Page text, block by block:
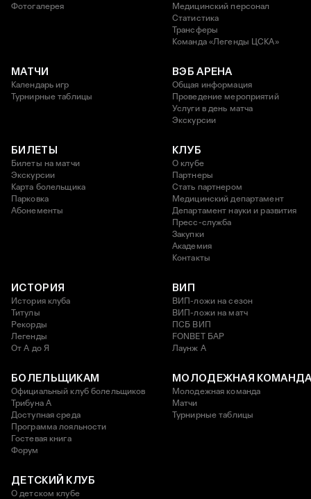
Фотогалерея
Медицинский персонал
Статистика
Трансферы
Команда «Легенды ЦСКА»
МАТЧИ
Календарь игр
Турнирные таблицы
ВЭБ АРЕНА
Общая информация
Проведение мероприятий
Услуги в день матча
Экскурсии
БИЛЕТЫ
Билеты на матчи
Экскурсии
Карта болельщика
Парковка
Абонементы
КЛУБ
О клубе
Партнеры
Стать партнером
Медицинский департамент
Департамент науки и развития
Пресс-служба
Закупки
Академия
Контакты
ИСТОРИЯ
История клуба
Титулы
Рекорды
Легенды
От А до Я
ВИП
ВИП-ложи на сезон
ВИП-ложи на матч
ПСБ ВИП
FONBET БАР
Лаунж A
БОЛЕЛЬЩИКАМ
Официальный клуб болельщиков
Трибуна А
Доступная среда
Программа лояльности
Гостевая книга
Форум
МОЛОДЕЖНАЯ
Молодежная команда
Матчи
Турнирные таблицы
ДЕТСКИЙ КЛУБ
О детском клубе